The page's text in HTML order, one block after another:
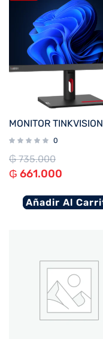
0
₲735.000
₲ 661.000
Añadir Al